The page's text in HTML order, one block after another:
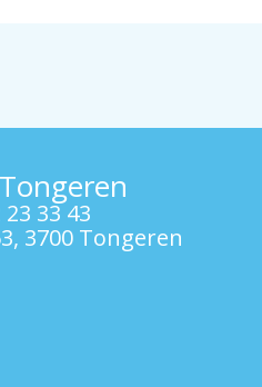
23 33 43
3700 Tongeren